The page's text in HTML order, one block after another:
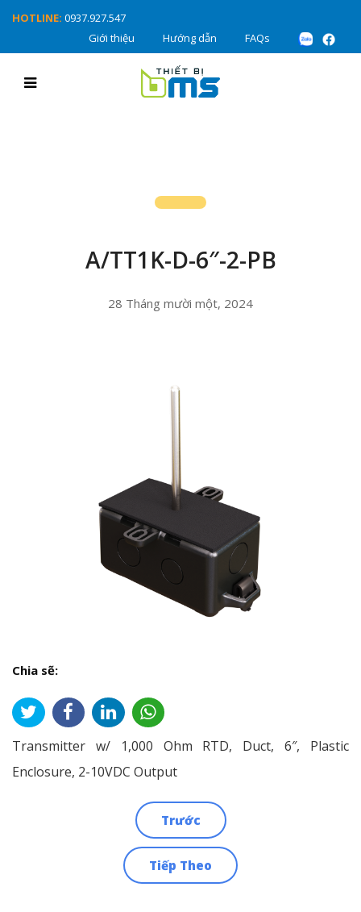
HOTLINE: 0937.927.547
Giới thiệu
Hướng dẫn FAQs
A/TT1K-D-6″-2-PB
28 Tháng mười một, 2024
Chia sẽ:
Transmitter w/ 1,000 Ohm RTD, Duct, 6″, Plastic
Enclosure, 2-10VDC Output
Trước
Tiếp Theo